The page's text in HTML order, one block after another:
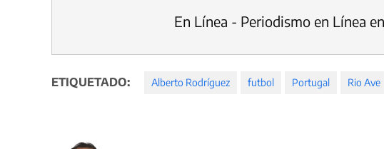
En Línea - Periodismo en Línea en
ETIQUETADO: Alberto Rodríguez futbol Portugal Rio Ave